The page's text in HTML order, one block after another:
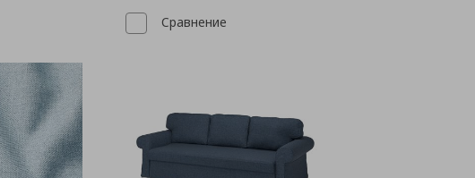
Сравнение